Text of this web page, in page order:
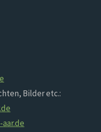
Bilder etc.: